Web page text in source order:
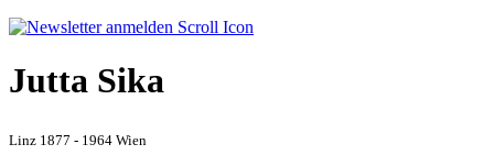
Jutta Sika
Linz 1877 - 1964 Wien